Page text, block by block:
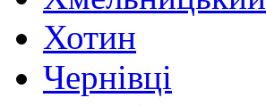
Хотин
Чернівці